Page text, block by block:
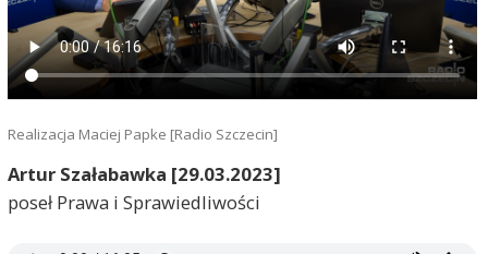
Realizacja Maciej Papke [Radio Szczecin]
Artur Szałabawka [29.03.2023]
poseł Prawa i Sprawiedliwości